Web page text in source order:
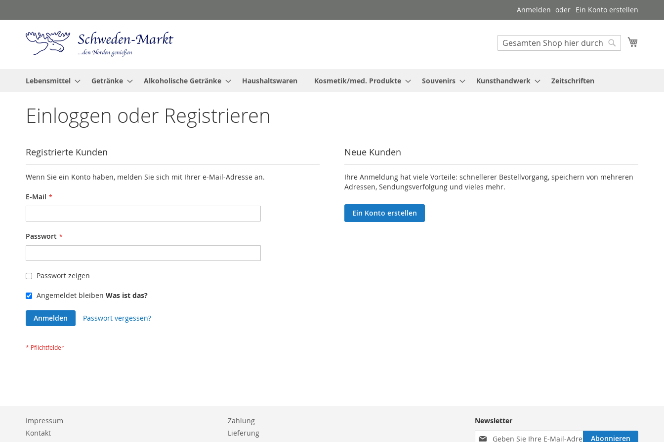
Inhalt
Anmelden Ein Konto erstellen
Suche
Lebensmittel Getränke Alkoholische Getränke Haushaltswaren Kosmetik/med. Produkte Souvenirs Kunsthandwerk Zeitschriften
Einloggen oder Registrieren
Registrierte Kunden
Wenn Sie ein Konto haben, melden Sie sich mit Ihrer e-Mail-Adresse an.
E-Mail
Passwort
Passwort zeigen
Angemeldet bleiben Was ist das?
Anmelden Passwort vergessen?
Neue Kunden
Ihre Anmeldung hat viele Vorteile: schnellerer Bestellvorgang, speichern von mehreren
Adressen, Sendungsverfolgung und vieles mehr.
Ein Konto erstellen
Impressum
Kontakt
Zahlung
Lieferung
Newsletter
Melden
Abonnieren